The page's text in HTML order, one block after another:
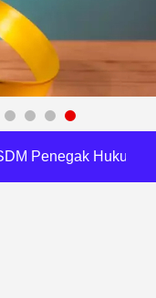
Serukan Pemilu
Penurunan
Skor MCSP
Penegak Hukum
Sosial